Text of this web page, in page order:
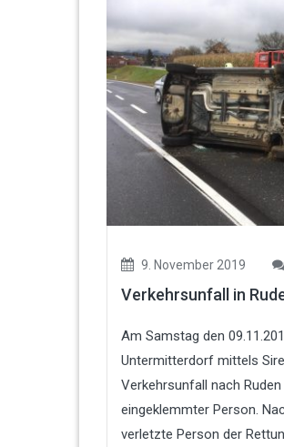
9. November 2019
Verkehrsunfall in
Am Samstag den
Untermitterdorf mittels
Verkehrsunfall nach
eingeklemmter Person.
verletzte Person der